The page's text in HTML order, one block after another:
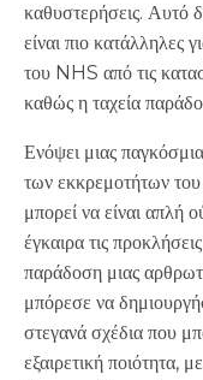
καθυστερήσεις. Αυτό
είναι πιο κατάλληλες
του NHS από τις
καθώς η ταχεία
Ενόψει μιας
των εκκρεμοτήτων
μπορεί να είναι απλή
έγκαιρα τις
παράδοση μιας
μπόρεσε να
στεγανά σχέδια που
εξαιρετική ποιότητα,